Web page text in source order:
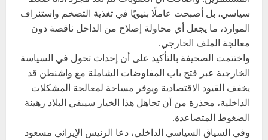
سياسي، بل أصبحت عاملًا بنيويًا في تغذية التضخم واستنزاف
الموارد، ما يجعل أي محاولة إصلاح من الداخل ناقصة دون
معالجة الملف الخارجي.
واختتمت الصحيفة بالتأكيد على أن إحداث تحول في السياسة
الخارجية عبر فتح باب المفاوضات الشاملة مع واشنطن قد
يخفف القيود الاقتصادية ويوفر مساحة لمعالجة المشكلات
الداخلية، محذرة من أن تجاهل هذا الخيار سيبقي البلاد رهينة
الضغوط المتصاعدة.
وفي السياق السياسي الداخلي، دعا الرئيس الإيراني مسعود